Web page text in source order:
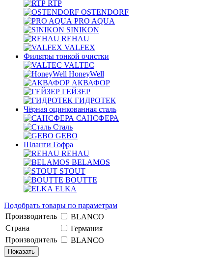
RTP
OSTENDORF
PRO AQUA
SINIKON
REHAU
VALFEX
Фильтры тонкой очистки
VALTEC
HoneyWell
АКВАФОР
ГЕЙЗЕР
ГИДРОТЕК
Чёрная оцинкованная сталь
САНСФЕРА
Сталь
GEBO
Шланги Гофра
REHAU
BELAMOS
STOUT
BOUTTE
ELKA
Подобрать товары по параметрам
Производитель
BLANCO
Страна
Германия
Производитель
BLANCO
Показать